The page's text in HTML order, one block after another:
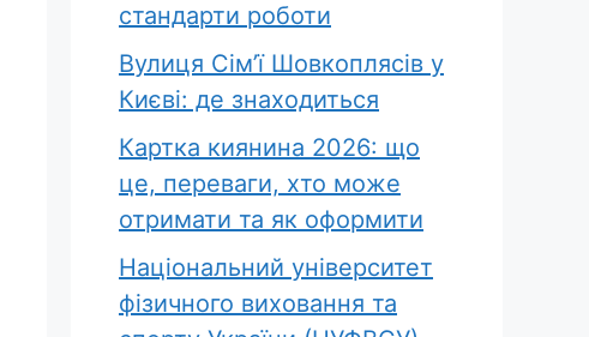
стандарти роботи
Вулиця Сім’ї Шовкоплясів у
Києві: де знаходиться
Картка киянина 2026: що
це, переваги, хто може
отримати та як оформити
Національний університет
фізичного виховання та